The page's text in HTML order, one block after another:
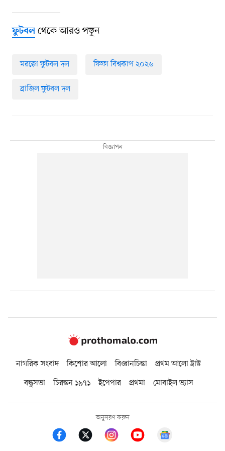
ফুটবলথেকে আরও পড়ুন
মরক্কো ফুটবল দল ফিফা বিশ্বকাপ ২০২৬
ব্রাজিল ফুটবল দল
নাগরিক সংবাদ কিশোর আলো বিজ্ঞানচিন্তা
প্রথম আলো ট্রাস্ট
বন্ধুসভা
চিরন্তন ১৯৭১ ইপেপার প্রথমা মোবাইল ভ্যাস
অনুসরণ করুন